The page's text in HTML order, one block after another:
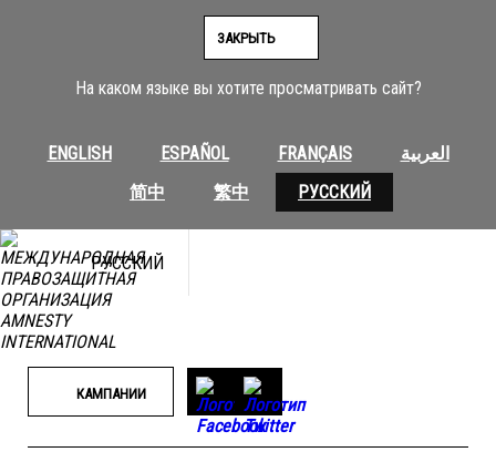
На каком языке вы хотите просматривать сайт?
ENGLISH ESPAÑOL FRANÇAIS
العربية
简中
繁中 РУССКИЙ
ЗАКРЫТЬ
РУССКИЙ
КАМПАНИИ